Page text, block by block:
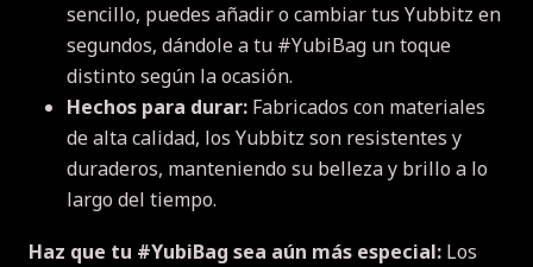
sencillo, puedes añadir o cambiar tus Yubbitz en
segundos, dándole a tu #YubiBag un toque
distinto según la ocasión.
Hechos para durar: Fabricados con materiales
de alta calidad, los Yubbitz son resistentes y
duraderos, manteniendo su belleza y brillo a lo
largo del tiempo.
Haz que tu #YubiBag sea aún más especial: Los